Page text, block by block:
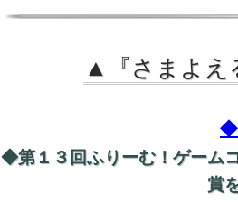
▲『さまよえ
◆第１３回ふりーむ！ゲーム
賞